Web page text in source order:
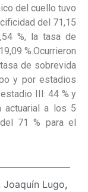
del cuello tuvo
del 71,15
%, la tasa de
%.Ocurrieron
de sobrevida
y por estadios
III: 44 % y
actuarial a los 5
71 % para el
Joaquín Lugo,